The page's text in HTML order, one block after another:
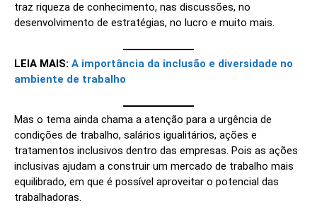
traz riqueza de conhecimento, nas discussões, no
desenvolvimento de estratégias, no lucro e muito mais.
LEIA MAIS: A importância da inclusão e diversidade no
ambiente de trabalho
Mas o tema ainda chama a atenção para a urgência de
condições de trabalho, salários igualitários, ações e
tratamentos inclusivos dentro das empresas. Pois as ações
inclusivas ajudam a construir um mercado de trabalho mais
equilibrado, em que é possível aproveitar o potencial das
trabalhadoras.